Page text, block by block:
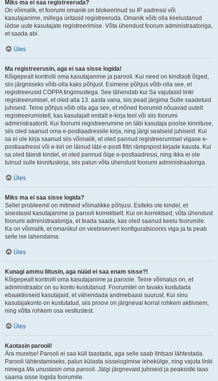
Miks ma ei saa registreeruda?
On võimalik, et foorumi omanik on blokeerinud su IP aadressi või
kasutajanime, millega üritasid registreeruda. Omanik võib olla keelustanud
üldse uute kasutajate registreerimise. Võta ühendust foorum administraatoriga,
et saada abi.
Üles
Ma registreerusin, aga ei saa sisse logida!
Kõigepealt kontrolli oma kasutajanime ja parooli. Kui need on kindlasti õiged,
siis järgmiseks võib-olla kaks põhjust. Esimene põhjus võib-olla see, et
registreerusid COPPA tingimustega. See tähendab kui Sa vajutasid linki
registreerumisel, et oled alla 13. aasta vana, siis pead järgima Sulle saadetuid
juhiseid. Teine põhjus võib olla aga see, et mõned foorumid nõuavad uutelt
registreerumistelt, kas kasutajalt endalt e-kirja teel või siis foorumi
administraatorilt. Kui foorumi registreerumine on läbi kasutaja poolse kinnituse,
siis oled saanud oma e-postiaadressile kirja, ning järgi sealseid juhiseid. Kui
sa ei ole kirja saanud siis võimalik, et oled pannud registreerumisel vigase e-
postiaadressi või e-kiri on läinud läbi e-posti filtri rämpspost kirjade kausta. Kui
sa oled täiesti kindel, et oled pannud õige e-postiaadressi, ning ikka ei ole
tulnud sulle kinnituskirja, siis palun võta ühendust foorumi administraatoriga.
Üles
Miks ma ei saa sisse logida?
Sellel probleemil on mitmeid võimalikke põhjusi. Esiteks ole kindel, et
sisestasid kasutajanime ja parooli korrektselt. Kui on korrektsed, võta ühendust
foorumi administraatoriga, et teada saada, kas oled saanud keelu foorumile.
Ka on võimalik, et omanikul on veebiserveri konfiguratsioonis viga ja ta peab
selle ise lahendama.
Üles
Kunagi ammu liitusin, aga nüüd ei saa enam sisse?!
Kõigepealt kontrolli oma kasutajanime ja paroole. Teine võimalus on, et
administraator on su konto kustutanud. Foorumitel on tavaks kustutada
ebaaktiivseid kasutajaid, et vähendada andmebaasi suurust. Kui sinu
kasutajakonto on kustutatud, siis proovi on järgneval korral rohkem aktiivsem,
ning võtta rohkem osa vestlustest.
Üles
Kaotasin parooli!
Ära muretse! Parooli ei saa küll taastada, aga selle saab lihtsasi lähtestada.
Parooli lähtestamiseks, palun külasta sisselogimise lehekülge, ning vajuta linki
nimega Ma unustasin oma parooli. Jälgi järgnevaid juhiseid ja peaksidki taas
saama sisse logida foorumile.